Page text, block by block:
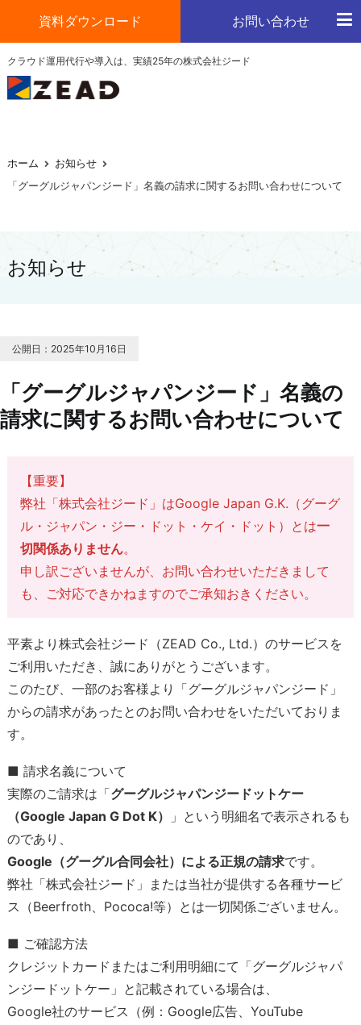
ン
ツ
ッ
資料ダウンロード お問い合わせ
クラウド運用代行や導入は、実績25年の株式会社ジード
ジード
クラウドの運用や導入はお任せください
ホーム
お知らせ
「グーグルジャパンジード」名義の請求に関するお問い合わせについて
お知らせ
公開日：2025年10月16日
「グーグルジャパンジード」名義の
請求に関するお問い合わせについて
【重要】
弊社「株式会社ジード」はGoogle Japan G.K.（グーグ
ル・ジャパン・ジー・ドット・ケイ・ドット）とは一
切関係ありません。
申し訳ございませんが、お問い合わせいただきまして
も、ご対応できかねますのでご承知おきください。
平素より株式会社ジード（ZEAD Co., Ltd.）のサービスを
ご利用いただき、誠にありがとうございます。
このたび、一部のお客様より「グーグルジャパンジード」
からの請求があったとのお問い合わせをいただいておりま
す。
■ 請求名義について
実際のご請求は「グーグルジャパンジードットケー
（Google Japan G Dot K）
」という明細名で表示されるも
のであり、
Google（グーグル合同会社）による正規の請求です。
弊社「株式会社ジード」または当社が提供する各種サービ
ス（Beerfroth、Pococa!等）とは一切関係ございません。
■ ご確認方法
クレジットカードまたはご利用明細にて「グーグルジャパ
ンジードットケー」と記載されている場合は、
Google社のサービス（例：Google広告、YouTube